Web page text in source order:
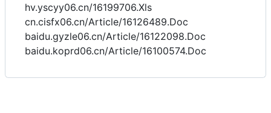
hv.yscyy06.cn/16199706.Xls
cn.cisfx06.cn/Article/16126489.Doc
baidu.gyzle06.cn/Article/16122098.Doc
baidu.koprd06.cn/Article/16100574.Doc